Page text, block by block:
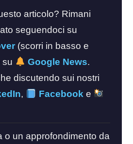
articolo? Rimani
seguendoci su
(scorri in basso e
su
Google News.
discutendo sui nostri
, Facebook e
o un approfondimento da